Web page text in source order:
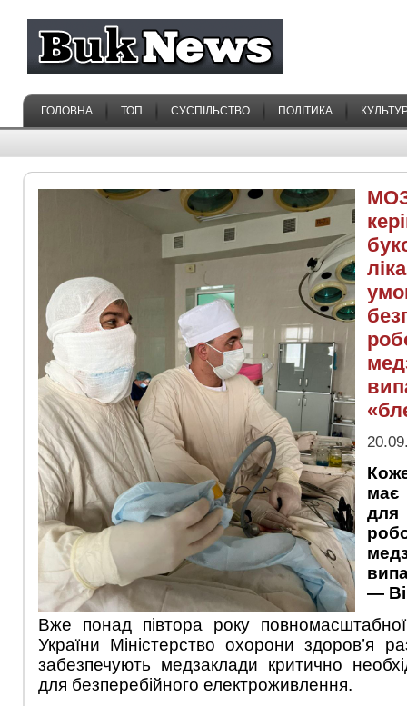
ГОЛОВНА ТОП СУСПІЛЬСТВО ПОЛІТИКА
має
—
Вже понад півтора року
України Міністерство охорони здоров’я
забезпечують медзаклади критично
для безперебійного електроживлення.